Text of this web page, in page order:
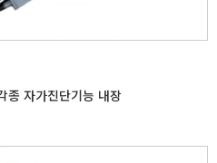
종 자가진단기능 내장